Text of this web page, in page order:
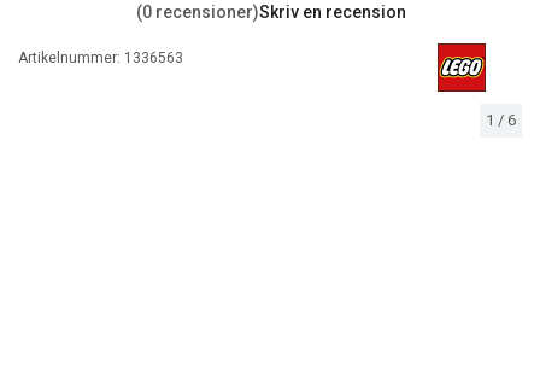
1 / 6
(0 recensioner)Skriv en recension
Artikelnummer: 1336563